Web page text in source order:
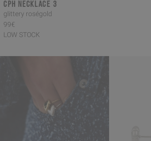
CPH NECKLACE 3
glittery roségold
99€
LOW STOCK